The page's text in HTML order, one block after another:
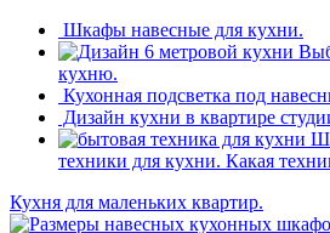
Шкафы навесные для кухни.
кухню.
Кухонная подсветка под
Дизайн кухни в квартире
техники для кухни. Какая
Кухня для маленьких квартир.